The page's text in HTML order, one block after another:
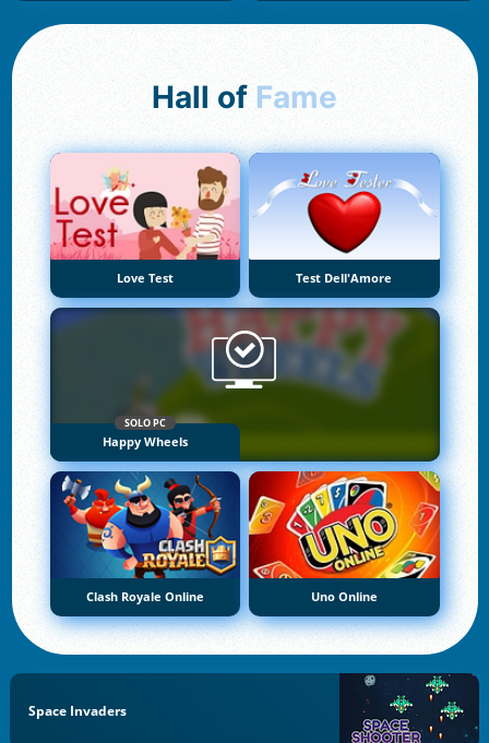
Hall of Fame
Love Test Test Dell'Amore
SOLO PC
Happy Wheels
Clash Royale Online Uno Online
Space Invaders